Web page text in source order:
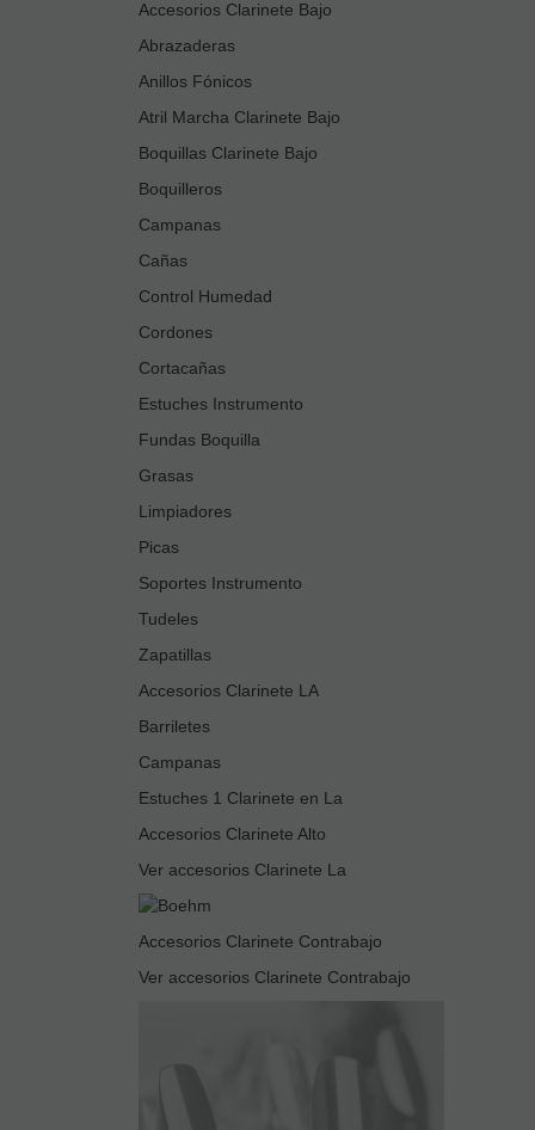
Accesorios Clarinete Bajo
Abrazaderas
Anillos Fónicos
Atril Marcha Clarinete Bajo
Boquillas Clarinete Bajo
Boquilleros
Campanas
Cañas
Control Humedad
Cordones
Cortacañas
Estuches Instrumento
Fundas Boquilla
Grasas
Limpiadores
Picas
Soportes Instrumento
Tudeles
Zapatillas
Accesorios Clarinete LA
Barriletes
Campanas
Estuches 1 Clarinete en La
Accesorios Clarinete Alto
Ver accesorios Clarinete La
Accesorios Clarinete Contrabajo
Ver accesorios Clarinete Contrabajo